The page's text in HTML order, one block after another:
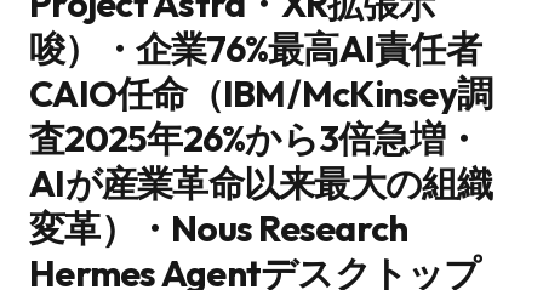
唆）・企業76%最高AI責任者
CAIO任命（IBM/McKinsey調
査2025年26%から3倍急増・
AIが産業革命以来最大の組織
変革）・Nous Research
Hermes Agentデスクトップ